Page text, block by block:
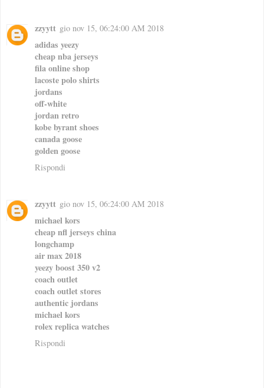
zzyytt gio nov 15, 06:24:00 AM 2018
adidas yeezy
cheap nba jerseys
fila online shop
lacoste polo shirts
jordans
off-white
jordan retro
kobe byrant shoes
canada goose
golden goose
Rispondi
zzyytt gio nov 15, 06:24:00 AM 2018
michael kors
cheap nfl jerseys china
longchamp
air max 2018
yeezy boost 350 v2
coach outlet
coach outlet stores
authentic jordans
michael kors
rolex replica watches
Rispondi